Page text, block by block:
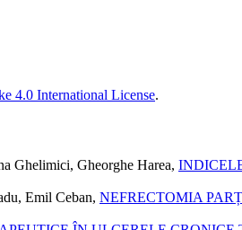
4.0 International License.
Ghelimici, Gheorghe Harea,
Emil Ceban, NEFRECTOMIA